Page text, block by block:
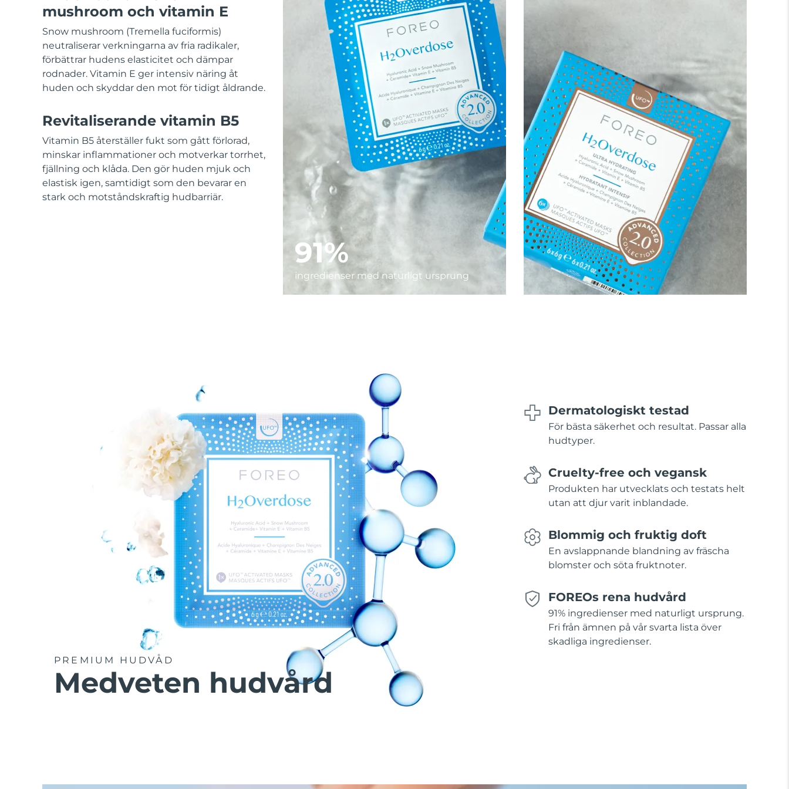
mushroom och vitamin E
Snow mushroom (Tremella fuciformis)
neutraliserar verkningarna av fria radikaler,
förbättrar hudens elasticitet och dämpar
rodnader. Vitamin E ger intensiv näring åt
huden och skyddar den mot för tidigt åldrande.
Revitaliserande vitamin B5
Vitamin B5 återställer fukt som gått förlorad,
minskar inflammationer och motverkar torrhet,
fjällning och klåda. Den gör huden mjuk och
elastisk igen, samtidigt som den bevarar en
stark och motståndskraftig hudbarriär.
91%
ingredienser med naturligt ursprung
PREMIUM HUDVÅD
Medveten hudvård
Dermatologiskt testad
För bästa säkerhet och resultat. Passar alla
hudtyper.
Cruelty-free och vegansk
Produkten har utvecklats och testats helt
utan att djur varit inblandade.
Blommig och fruktig doft
En avslappnande blandning av fräscha
blomster och söta fruktnoter.
FOREOs rena hudvård
91% ingredienser med naturligt ursprung.
Fri från ämnen på vår svarta lista över
skadliga ingredienser.
All acne treatment devices
All revitalizing eye massagers
KIWI™-hudvård
Advanced pore care essentials
Serum
issa™ Teeth Whitening Gel
18% PAP
Kosmetika
Man
FOREO APP
OM FOREO